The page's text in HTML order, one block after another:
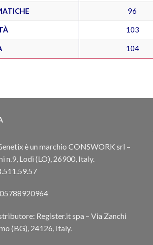
96
103
104
è un marchio CONSWORK srl –
n.9, Lodi (LO), 26900, Italy.
05788920964
Register.it spa – Via Zanchi
(BG), 24126, Italy.